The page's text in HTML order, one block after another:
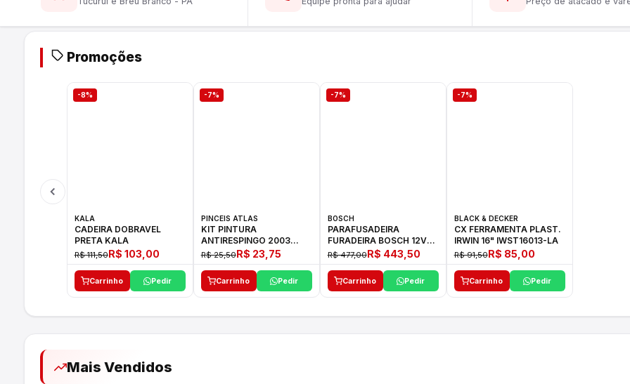
Promoções
-8%
KALA
CADEIRA DOBRAVEL
PRETA KALA
R$ 111,50R$ 103,00
Carrinho Pedir
-7%
PINCEIS ATLAS
KIT PINTURA
ANTIRESPINGO 2003
ATLAS 03 PCS
R$ 25,50R$ 23,75
Carrinho Pedir
-7%
BOSCH
PARAFUSADEIRA
FURADEIRA BOSCH 12V
GSR 1000 SMART
R$ 477,00R$ 443,50
Carrinho Pedir
-7%
BLACK & DECKER
CX FERRAMENTA PLAST.
IRWIN 16" IWST16013-LA
R$ 91,50R$ 85,00
Carrinho Pedir
Mais Vendidos